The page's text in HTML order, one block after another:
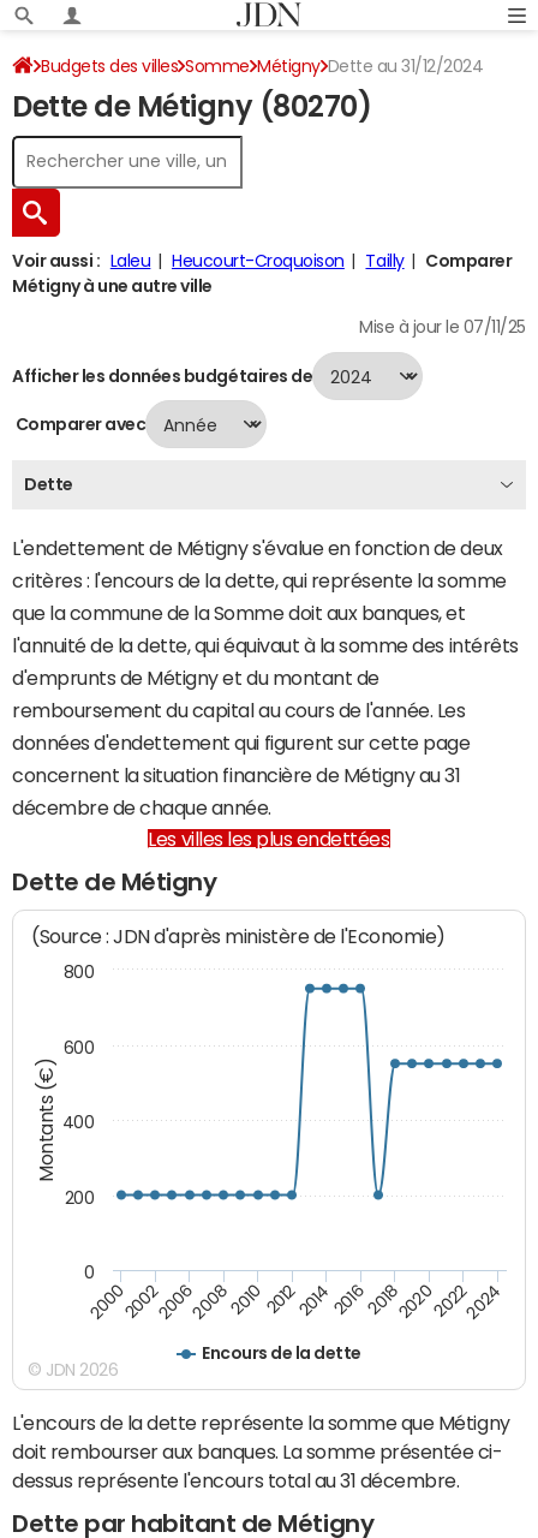
Budgets des villes Somme Métigny Dette au 31/12/2024
Dette de Métigny (80270)
Voir aussi : Laleu Heucourt-Croquoison Tailly
Comparer
Métigny à une autre ville
Mise à jour le 07/11/25
Afficher les données budgétaires de
Comparer avec
Dette
L'endettement de Métigny s'évalue en fonction de deux
critères : l'encours de la dette, qui représente la somme
que la commune de la Somme doit aux banques, et
l'annuité de la dette, qui équivaut à la somme des intérêts
d'emprunts de Métigny et du montant de
remboursement du capital au cours de l'année. Les
données d'endettement qui figurent sur cette page
concernent la situation financière de Métigny au 31
décembre de chaque année.
Les villes les plus endettées
Dette de Métigny
Montants (€)
(Source : JDN d'après ministère de l'Economie)
Encours de la dette
20002002200620082010 2012201420162018202020222024
0
200
400
600
800
© JDN 2026
L'encours de la dette représente la somme que Métigny
doit rembourser aux banques. La somme présentée ci-
dessus représente l'encours total au 31 décembre.
Dette par habitant de Métigny